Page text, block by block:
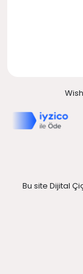
Bu site Dijital